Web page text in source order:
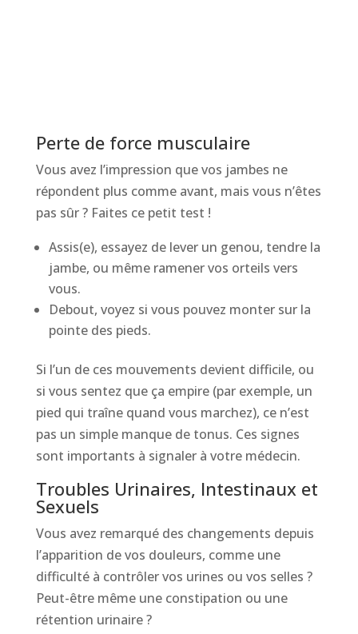
Perte de force musculaire
Vous avez l’impression que vos jambes ne
répondent plus comme avant, mais vous n’êtes
pas sûr ? Faites ce petit test !
Assis(e), essayez de lever un genou, tendre la
jambe, ou même ramener vos orteils vers
vous.
Debout, voyez si vous pouvez monter sur la
pointe des pieds.
Si l’un de ces mouvements devient difficile, ou
si vous sentez que ça empire (par exemple, un
pied qui traîne quand vous marchez), ce n’est
pas un simple manque de tonus. Ces signes
sont importants à signaler à votre médecin.
Troubles Urinaires, Intestinaux et
Sexuels
Vous avez remarqué des changements depuis
l’apparition de vos douleurs, comme une
difficulté à contrôler vos urines ou vos selles ?
Peut-être même une constipation ou une
rétention urinaire ?